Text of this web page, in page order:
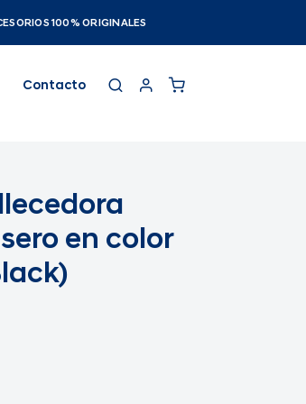
100% ORIGINALES
Contacto
en color